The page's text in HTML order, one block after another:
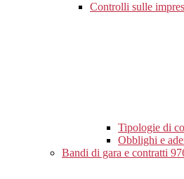
Controlli sulle
Tipologie di
Obblighi e
Bandi di gara e contratti